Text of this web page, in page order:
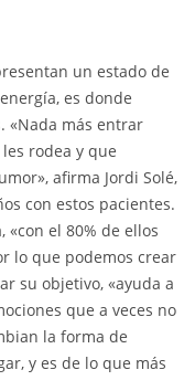
un estado de
es donde
«Nada más entrar
rodea y que
afirma Jordi Solé,
con estos pacientes.
el 80% de ellos
lo que podemos crear
su objetivo, «ayuda a
que a veces no
la forma de
y es de lo que más